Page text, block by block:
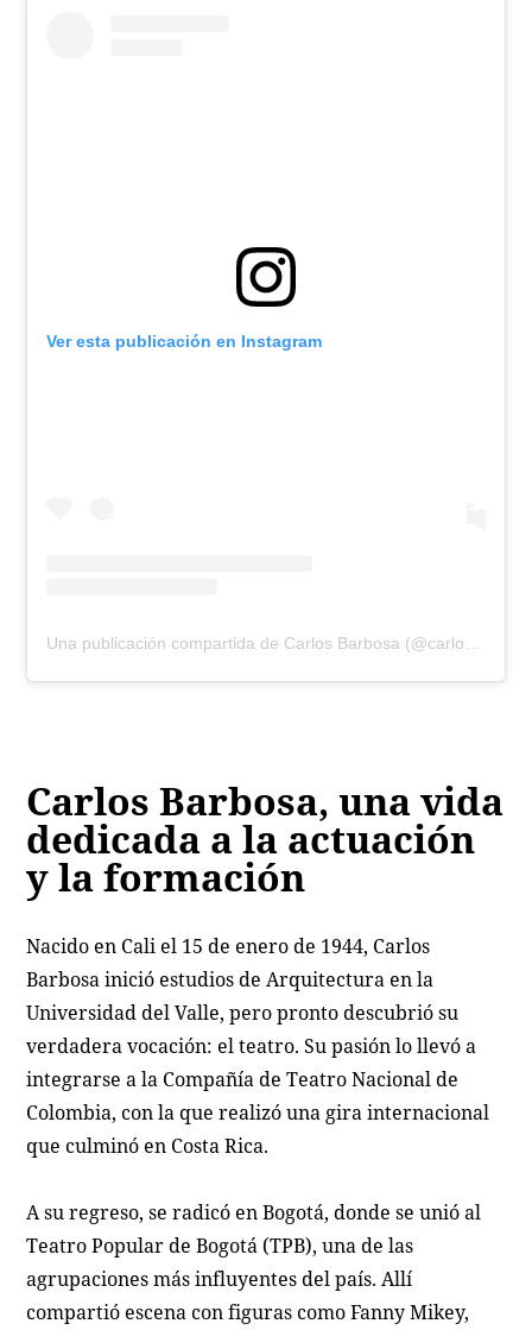
Ver esta publicación en Instagram
Carlos Barbosa, una vida
dedicada a la actuación
y la formación
Nacido en Cali el 15 de enero de 1944, Carlos
Barbosa inició estudios de Arquitectura en la
Universidad del Valle, pero pronto descubrió su
verdadera vocación: el teatro. Su pasión lo llevó a
integrarse a la Compañía de Teatro Nacional de
Colombia, con la que realizó una gira internacional
que culminó en Costa Rica.
A su regreso, se radicó en Bogotá, donde se unió al
Teatro Popular de Bogotá (TPB), una de las
agrupaciones más influyentes del país. Allí
compartió escena con figuras como Fanny Mikey,